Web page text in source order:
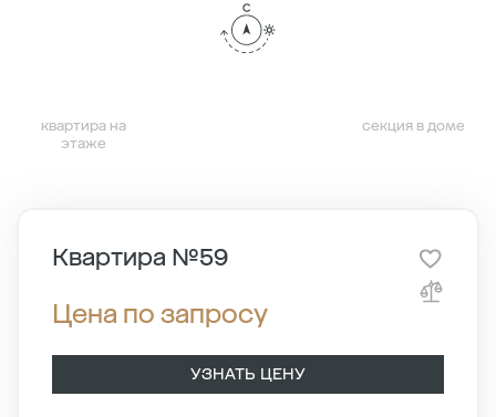
квартира на
этаже
секция в доме
Квартира №59
Цена по запросу
УЗНАТЬ ЦЕНУ